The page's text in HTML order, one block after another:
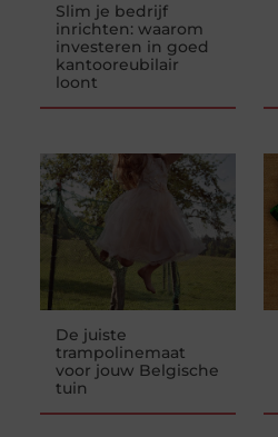
Slim je bedrijf
inrichten: waarom
investeren in goed
kantooreubilair
loont
De juiste
trampolinemaat
voor jouw Belgische
tuin